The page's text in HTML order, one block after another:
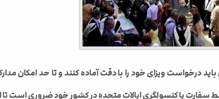
درخواست ویزای خود را با دقت آماده کنند و تا حد امکان
یا کنسولگری ایالات متحده در کشور خود ضروری است تا